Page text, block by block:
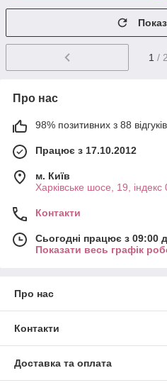
1 / 2
Про нас
98% позитивних з 88
Працює з 17.10.2012
м. Київ
Харківське шосе, 19, індекс
Контакти
Сьогодні працює з 09:00
Показати весь графік
Про нас
Контакти
Доставка та оплата